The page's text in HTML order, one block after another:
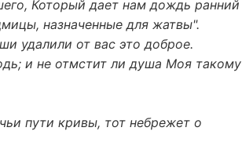
Который дает нам дождь ранний
назначенные для жатвы".
удалили от вас это доброе.
и не отмстит ли душа Моя такому
пути кривы, тот небрежет о